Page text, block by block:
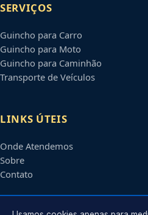
SERVIÇOS
Guincho para Carro
Guincho para Moto
Guincho para Caminhão
Transporte de Veículos
LINKS ÚTEIS
Onde Atendemos
Sobre
Contato